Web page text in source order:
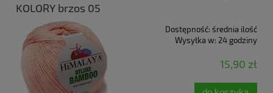
KOLORY brzos 05
Dostępność: średnia ilość
Wysyłka w: 24 godziny
15,90 zł